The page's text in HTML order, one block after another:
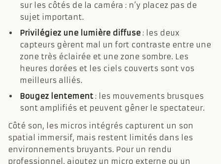
sur les côtés de la caméra : n’y placez pas de
sujet important.
Privilégiez une lumière diffuse : les deux
capteurs gèrent mal un fort contraste entre une
zone très éclairée et une zone sombre. Les
heures dorées et les ciels couverts sont vos
meilleurs alliés.
Bougez lentement : les mouvements brusques
sont amplifiés et peuvent gêner le spectateur.
Côté son, les micros intégrés capturent un son
spatial immersif, mais restent limités dans les
environnements bruyants. Pour un rendu
professionnel, ajoutez un micro externe ou un